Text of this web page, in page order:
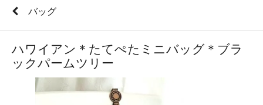
バッグ
ハワイアン＊たてぺたミニバッグ＊ブラ
ックパームツリー